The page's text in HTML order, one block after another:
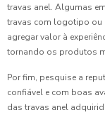
travas anel. Algumas
travas com logotipo ou
agregar valor à
tornando os produtos
Por fim, pesquise a
confiável e com boas
das travas anel